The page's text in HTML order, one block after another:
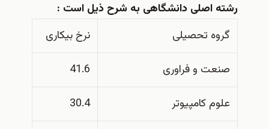
رشته اصلی دانشگاهی به شرح ذیل است :
گروه تحصیلی
نرخ بیکاری
صنعت و فراوری 41.6
علوم کامپیوتر 30.4